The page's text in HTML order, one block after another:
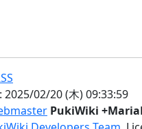
02/20 (木) 09:33:59
PukiWiki